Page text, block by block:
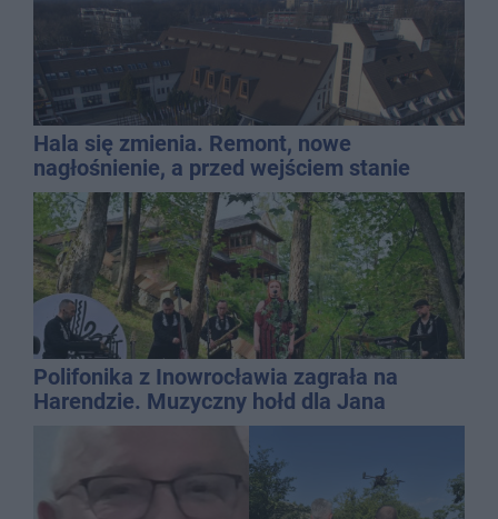
Hala się zmienia. Remont, nowe
nagłośnienie, a przed wejściem stanie
QEMETICA ARENA
Polifonika z Inowrocławia zagrała na
Harendzie. Muzyczny hołd dla Jana
Kasprowicza